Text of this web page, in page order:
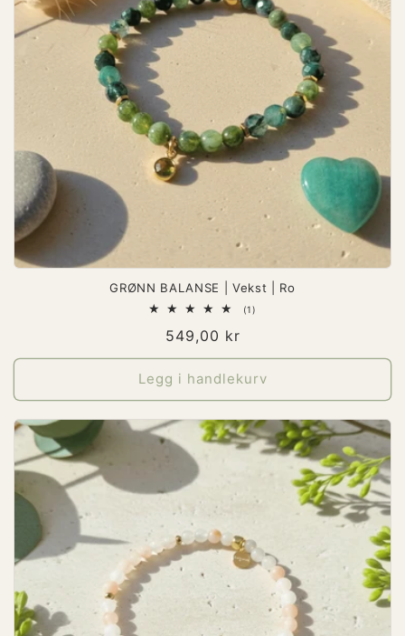
GRØNN BALANSE | Vekst | Ro
(1)
Vanlig
pris
549,00 kr
Legg i handlekurv